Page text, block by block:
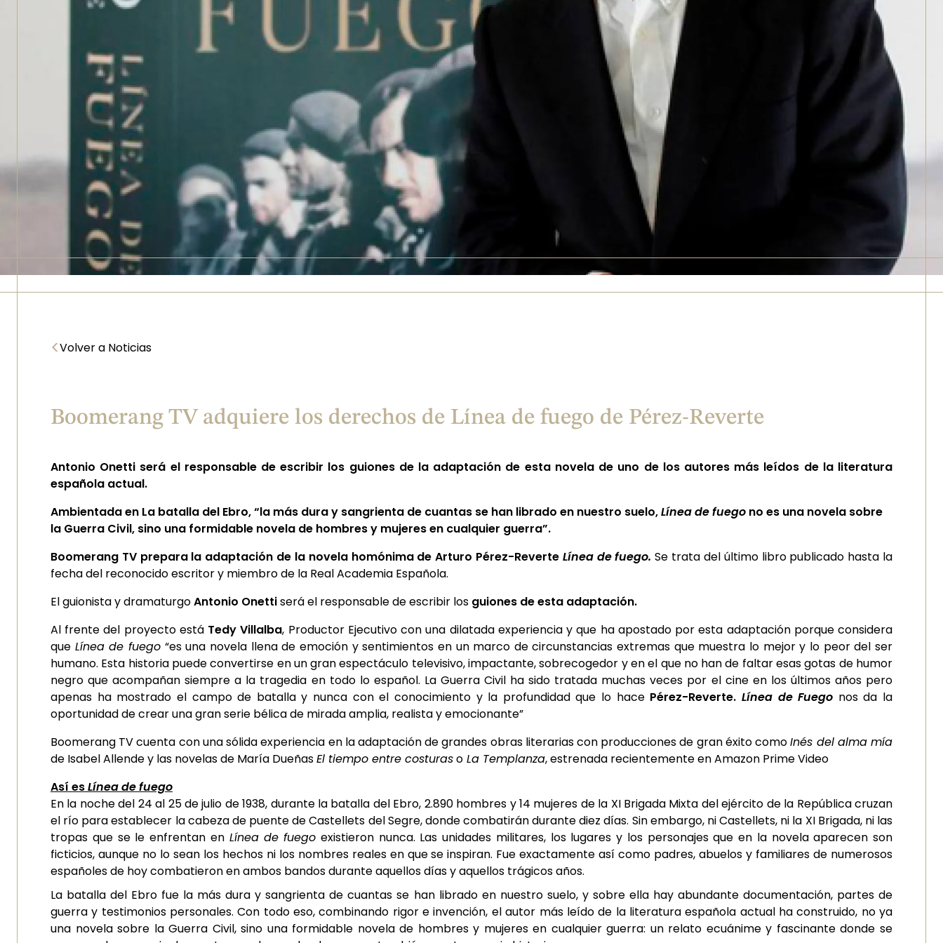
<Volver a Noticias
Boomerang TV adquiere los derechos de Línea de fuego de Pérez-Reverte
Antonio Onetti será el responsable de escribir los guiones de la adaptación de esta novela de uno de los autoresmás leídos de la literatura
española actual.
Ambientada en La batalla del Ebro, “la más dura y sangrienta de cuantas se han librado en nuestro suelo,Línea de fuego no es una novela sobre
la Guerra Civil, sino una formidable novela de hombres y mujeres en cualquier guerra”.
Boomerang TV prepara la adaptación de la novela homónima de Arturo Pérez-Reverte Línea de fuego.Se trata del último libro publicado hasta la
fecha del reconocido escritor y miembro de la Real Academia Española.
El guionista y dramaturgoAntonio Onettiserá el responsable de escribir los guiones de esta adaptación.
Al frente del proyecto está Tedy Villalba, Productor Ejecutivo con una dilatada experiencia y que ha apostado por esta adaptación porque considera
que Línea de fuego“es una novela llena de emoción y sentimientos en un marco de circunstancias extremas que muestra lo mejor y lo peor del ser
humano. Esta historia puede convertirse en un gran espectáculo televisivo, impactante, sobrecogedor y en el que no han de faltar esas gotas de humor
negro que acompañan siempre a la tragedia en todo lo español. La Guerra Civil ha sido tratada muchas veces por el cine en los últimos años pero
apenas ha mostrado el campo de batalla y nunca con el conocimiento y la profundidad que lo hace Pérez-Reverte. Línea de Fuego nos da la
oportunidad de crear una gran serie bélica de mirada amplia, realista y emocionante”
Boomerang TV cuenta con una sólida experiencia en la adaptación de grandes obras literarias con producciones de gran éxito comoInés del alma mía
de Isabel Allende y las novelas de María DueñasEl tiempo entre costuraso La Templanza, estrenada recientemente en Amazon Prime Video
Así esLínea de fuego
En la noche del 24 al 25 de julio de 1938, durante la batalla del Ebro, 2.890 hombres y 14 mujeres de la XI Brigada Mixta del ejército de la República cruzan
el río para establecer la cabeza de puente de Castellets del Segre, donde combatirán durante diez días. Sin embargo, ni Castellets, ni la XI Brigada, ni las
tropas que se le enfrentan en Línea de fuego existieron nunca. Las unidades militares, los lugares y los personajes que en la novela aparecen son
ficticios, aunque no lo sean los hechos ni los nombres reales en que se inspiran. Fue exactamente así como padres, abuelos y familiares de numerosos
españoles de hoy combatieron en ambos bandos durante aquellos días y aquellos trágicos años.
La batalla del Ebro fue la más dura y sangrienta de cuantas se han librado en nuestro suelo, y sobre ella hay abundante documentación, partes de
guerra y testimonios personales. Con todo eso, combinando rigor e invención, el autor más leído de la literatura española actual ha construido, no ya
una novela sobre la Guerra Civil, sino una formidable novela de hombres y mujeres en cualquier guerra: un relato ecuánime y fascinante donde se